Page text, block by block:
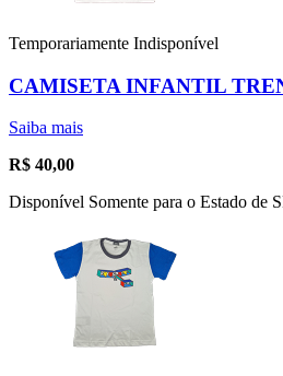
Temporariamente Indisponível
CAMISETA INFANTIL
Saiba mais
R$ 40,00
Disponível Somente para o Estado de